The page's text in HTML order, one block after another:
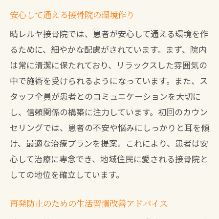
長期的な改善を目指すためのアドバイス
専門知識に基づいた治療アプローチ
専門家による定期的なモニタリング
坐骨神経痛克服への道筋を明確に
接骨院での坐骨神経痛治療成功事例とその効
果的アプローチ
患者の成功事例から学ぶ治療効果
効果的なアプローチの具体例
治療の成功要因とその背景
坐骨神経痛の改善に向けた工夫
成功事例に見る接骨院の可能性
安心して通える接骨院の環境作り
晴レルヤ接骨院では、患者が安心して通える環境を作
るために、細やかな配慮がされています。まず、院内
は常に清潔に保たれており、リラックスした雰囲気の
中で施術を受けられるようになっています。また、ス
タッフ全員が患者とのコミュニケーションを大切に
し、信頼関係の構築に注力しています。初回のカウン
セリングでは、患者の不安や悩みにしっかりと耳を傾
け、最適な治療プランを提案。これにより、患者は安
心して治療に専念でき、地域住民に愛される接骨院と
しての地位を確立しています。
再発防止のための生活習慣改善アドバイス